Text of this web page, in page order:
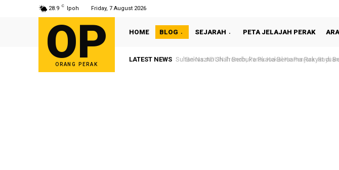
28.9 C Ipoh Friday, 7 August 2026
OP
ORANG PERAK
HOME BLOG SEJARAH PETA JELAJAH PERAK
LATEST NEWS Bekas ADUN Tronoh, Perak Kekal Ke Penjara: